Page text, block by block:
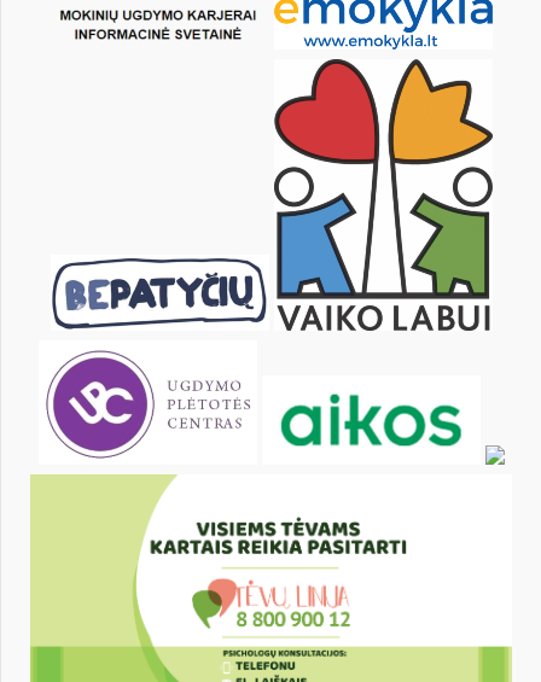
15 16 17 18 19
25 26